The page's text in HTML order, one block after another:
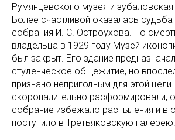
Румянцевского музея и зубаловская
Более счастливой оказалась судьба
собрания И. С. Остроухова. По
владельца в 1929 году Музей
был закрыт. Его здание
студенческое общежитие, но
признано непригодным для этой
скоропалительно расформировали,
собрание избежало распыления и в
поступило в Третьяковскую галерею.